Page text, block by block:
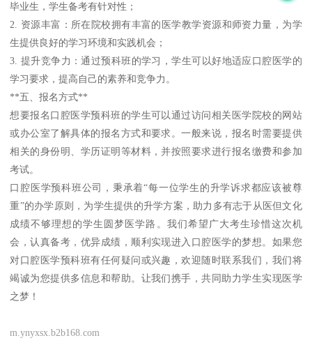
毕业生，学生备考有针对性；
2. 资源丰富：所在院校拥有丰富的医学教学资源和师资力量，为学
生提供良好的学习环境和实践机会；
3. 提升竞争力：通过预科班的学习，学生可以好地适应口腔医学的
学习要求，提高自己的素养和竞争力。
**五、报名方式**
想要报名口腔医学预科班的学生可以通过访问相关医学院校的网站
或办公室了解具体的报名方式和要求。一般来说，报名时需要提供
相关的身份明、学历证明等材料，并按照要求进行报名缴费和参加
考试。
口腔医学预科班公司，秉承着“每一位学生的升学诉求都应该被尊
重”的办学原则，为学生提供的升学方案，助力多有志于从医但文化
成绩不够理想的学生圆梦医学路。我们希望广大考生珍惜这次机
会，认真备考，优异成绩，顺利实现进入口腔医学的梦想。如果您
对口腔医学预科班有任何疑问或兴趣，欢迎随时联系我们，我们将
竭诚为您提供多信息和帮助。让我们携手，共同助力学生实现医学
之梦！
m.ynyxsx.b2b168.com